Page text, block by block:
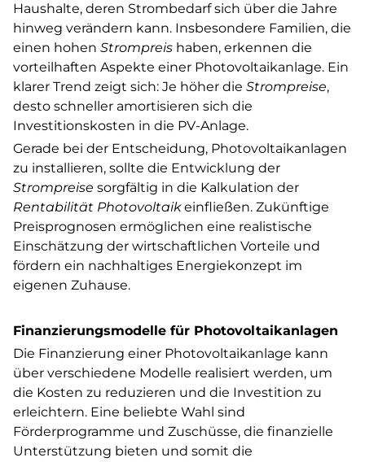
Haushalte, deren Strombedarf sich über die Jahre
hinweg verändern kann. Insbesondere Familien, die
einen hohen Strompreis haben, erkennen die
vorteilhaften Aspekte einer Photovoltaikanlage. Ein
klarer Trend zeigt sich: Je höher die Strompreise,
desto schneller amortisieren sich die
Investitionskosten in die PV-Anlage.
Gerade bei der Entscheidung, Photovoltaikanlagen
zu installieren, sollte die Entwicklung der
Strompreise sorgfältig in die Kalkulation der
Rentabilität Photovoltaikeinfließen. Zukünftige
Preisprognosen ermöglichen eine realistische
Einschätzung der wirtschaftlichen Vorteile und
fördern ein nachhaltiges Energiekonzept im
eigenen Zuhause.
Finanzierungsmodelle für Photovoltaikanlagen
Die Finanzierung einer Photovoltaikanlage kann
über verschiedene Modelle realisiert werden, um
die Kosten zu reduzieren und die Investition zu
erleichtern. Eine beliebte Wahl sind
Förderprogramme und Zuschüsse, die finanzielle
Unterstützung bieten und somit die